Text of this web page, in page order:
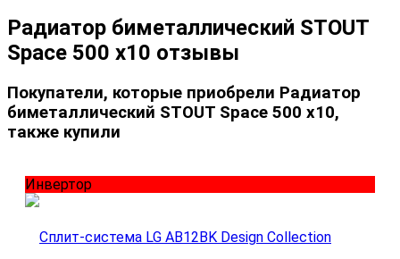
Радиатор биметаллический STOUT
Space 500 x10 отзывы
Покупатели, которые приобрели Радиатор
биметаллический STOUT Space 500 x10,
также купили
Инвертор